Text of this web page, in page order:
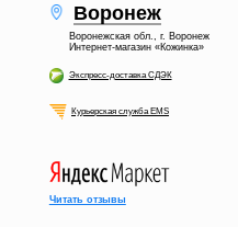
Воронеж
Воронежская обл., г. Воронеж
Интернет-магазин «Кожинка»
Экспресс-доставка СДЭК
Курьерская служба EMS
Читать отзывы